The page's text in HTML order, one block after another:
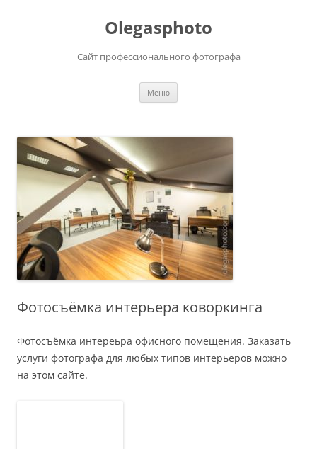
Olegasphoto
Сайт профессионального фотографа
Меню
Фотосъёмка интерьера коворкинга
Фотосъёмка интереьра офисного помещения. Заказать
услуги фотографа для любых типов интерьеров можно
на этом сайте.